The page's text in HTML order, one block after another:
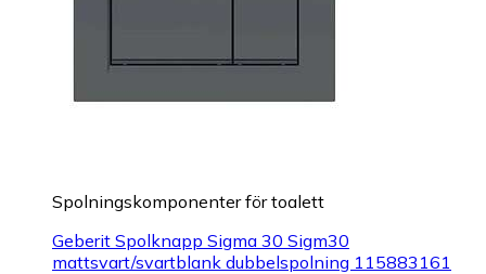
Spolningskomponenter för toalett
Geberit Spolknapp Sigma 30 Sigm30
mattsvart/svartblank dubbelspolning 115883161